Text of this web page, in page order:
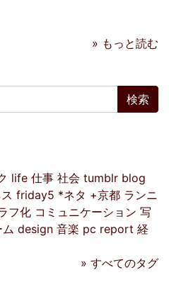
» もっと読む
life 仕事 社会 tumblr blog
friday5 *ネタ +京都 ランニ
フ化 コミュニケーション 写
design 音楽 pc report 経
» すべてのタグ